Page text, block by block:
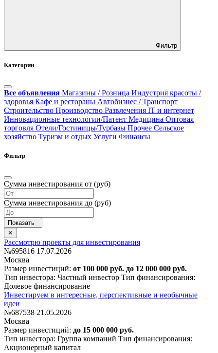
Фильтр
Категории
Все объявления Магазины / Розница Индустрия красоты /
здоровья Кафе и рестораны Автобизнес / Транспорт
Строительство Производство Развлечения IT и интернет
Инновационные технологии/Патент Медицина Оптовая
торговля Отели/Гостиницы/Турбазы Прочее Сельское
хозяйство Туризм и отдых Услуги Финансы
Фильтр
Сумма инвестирования от (руб)
Сумма инвестирования до (руб)
Рассмотрю проекты для инвестирования
№695816 17.07.2026
Москва
Размер инвестиций: от 100 000 руб. до 12 000 000 руб.
Тип инвестора: Частный инвестор Тип финансирования:
Долевое финансирование
Инвестируем в интересные, перспективные и необычные
идеи
№687538 21.05.2026
Москва
Размер инвестиций: до 15 000 000 руб.
Тип инвестора: Группа компаний Тип финансирования:
Акционерный капитал